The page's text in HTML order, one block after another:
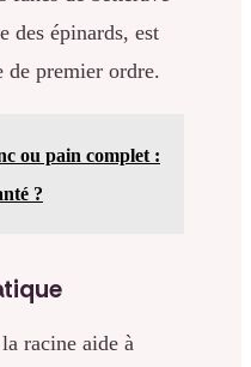
des épinards, est
de premier ordre.
ou pain complet :
?
racine aide à